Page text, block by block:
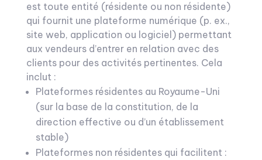
est toute entité (résidente ou non résidente)
qui fournit une plateforme numérique (p. ex.,
site web, application ou logiciel) permettant
aux vendeurs d’entrer en relation avec des
clients pour des activités pertinentes. Cela
inclut :
Plateformes résidentes au Royaume-Uni
(sur la base de la constitution, de la
direction effective ou d’un établissement
stable)
Plateformes non résidentes qui facilitent :